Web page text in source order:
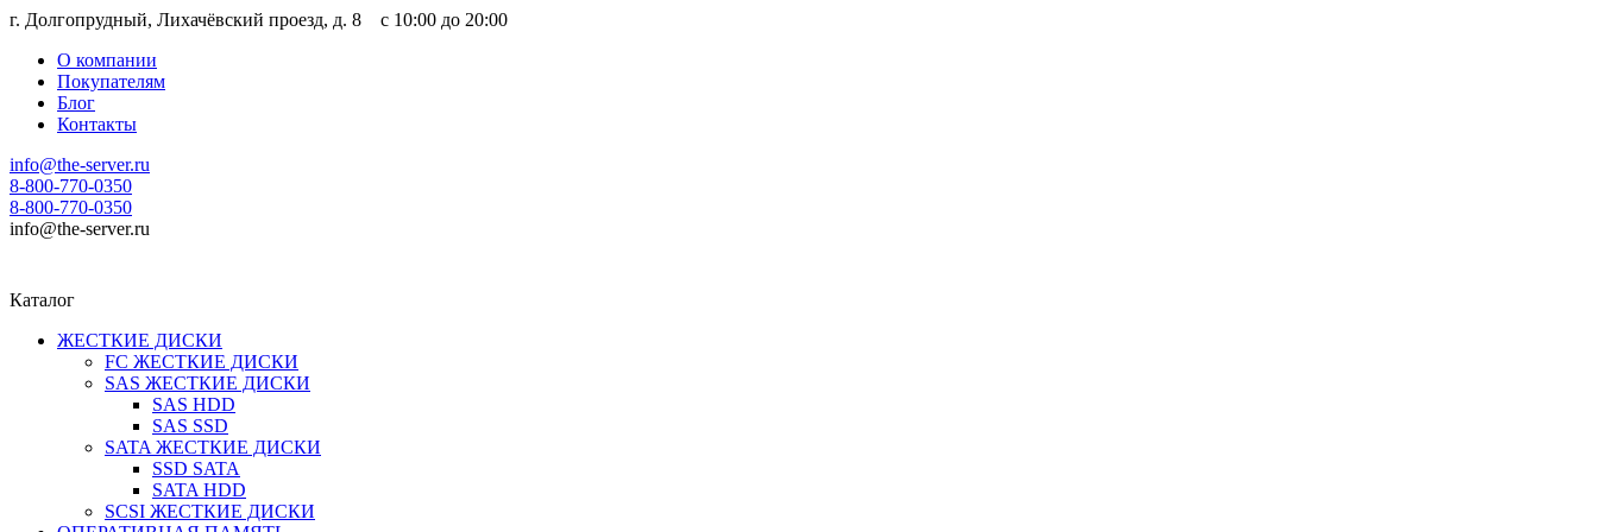
г. Долгопрудный, Лихачёвский проезд, д. 8 c 10:00 до 20:00
О компании
Покупателям
Блог
Контакты
info@the-server.ru
8-800-770-0350
8-800-770-0350
info@the-server.ru
Каталог
ЖЕСТКИЕ ДИСКИ
FC ЖЕСТКИЕ ДИСКИ
SAS ЖЕСТКИЕ ДИСКИ
SAS HDD
SAS SSD
SATA ЖЕСТКИЕ ДИСКИ
SSD SATA
SATA HDD
SCSI ЖЕСТКИЕ ДИСКИ